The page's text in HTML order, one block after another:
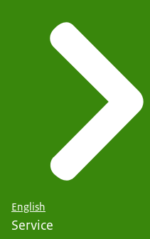
English
Service